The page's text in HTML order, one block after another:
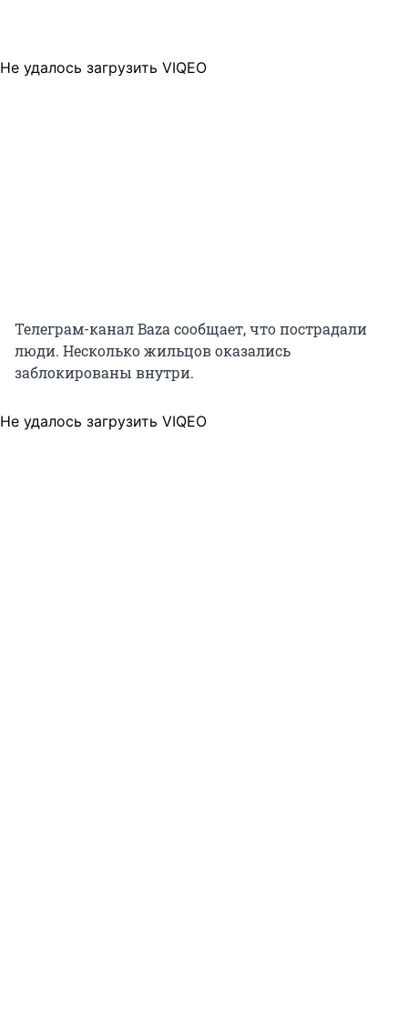
Не удалось загрузить VIQEO
Телеграм-канал Baza сообщает, что пострадали
люди. Несколько жильцов оказались
заблокированы внутри.
Не удалось загрузить VIQEO